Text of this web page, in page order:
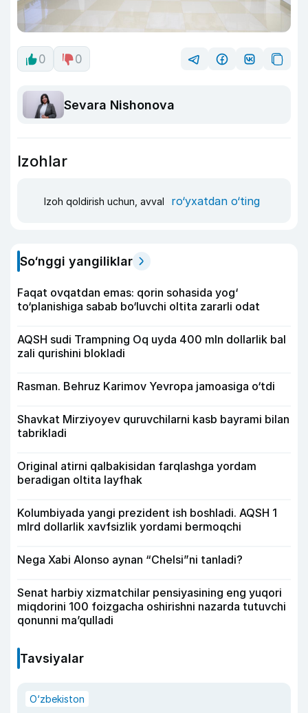
0 0
Sevara Nishonova
Izohlar
Izoh qoldirish uchun, avval ro‘yxatdan o‘ting
So‘nggi yangiliklar
Faqat ovqatdan emas: qorin sohasida yog‘
to‘planishiga sabab bo‘luvchi oltita zararli odat
AQSH sudi Trampning Oq uyda 400 mln dollarlik bal
zali qurishini blokladi
Rasman. Behruz Karimov Yevropa jamoasiga o‘tdi
Shavkat Mirziyoyev quruvchilarni kasb bayrami bilan
tabrikladi
Original atirni qalbakisidan farqlashga yordam
beradigan oltita layfhak
Kolumbiyada yangi prezident ish boshladi. AQSH 1
mlrd dollarlik xavfsizlik yordami bermoqchi
Nega Xabi Alonso aynan “Chelsi”ni tanladi?
Senat harbiy xizmatchilar pensiyasining eng yuqori
miqdorini 100 foizgacha oshirishni nazarda tutuvchi
qonunni ma’qulladi
Tavsiyalar
O‘zbekiston